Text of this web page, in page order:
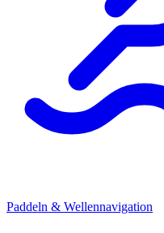
Paddeln & Wellennavigation